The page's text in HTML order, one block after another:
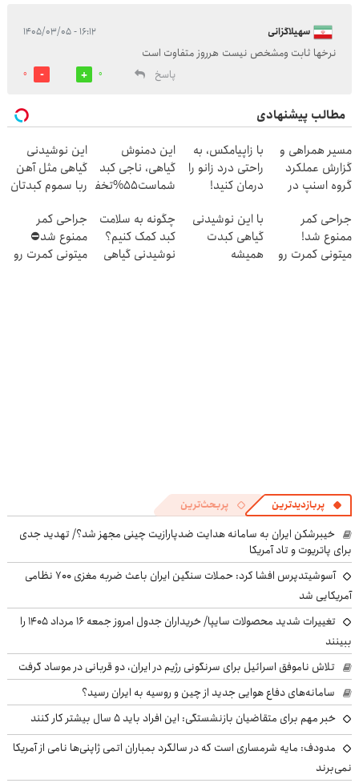
سهیلاگزانی ۱۶:۱۲ - ۱۴۰۵/۰۳/۰۵
نرخها ثابت ومشخص نیست هرروز متفاوت است
پاسخ
0
0
مطالب پیشنهادی
مسیر همراهی و
گزارش عملکرد
گروه اسنپ در
با زاپیامکس، به
راحتی درد زانو را
درمان کنید!
این دمنوش
گیاهی، ناجی کبد
شماست55%تخفیف
این نوشیدنی
گیاهی مثل آهن
ربا سموم کبدتان
جراحی کمر
ممنوع شد!
میتونی کمرت رو
با این نوشیدنی
گیاهی کبدت
همیشه
چگونه به سلامت
کبد کمک کنیم؟
نوشیدنی گیاهی
جراحی کمر
ممنوع شد⛔
میتونی کمرت رو
پربازدیدترین پربحث‌ترین
خیبرشکن ایران به سامانه هدایت ضدپارازیت چینی مجهز شد؟/ تهدید جدی
برای پاتریوت و تاد آمریکا
آسوشیتدپرس افشا کرد: حملات سنگین ایران باعث ضربه مغزی ۷۰۰ نظامی
آمریکایی شد
تغییرات شدید محصولات سایپا/ خریداران جدول امروز جمعه ۱۶ مرداد ۱۴۰۵ را
ببینند
تلاش ناموفق اسرائیل برای سرنگونی رژیم در ایران، دو قربانی در موساد گرفت
سامانه‌های دفاع هوایی جدید از چین و روسیه به ایران رسید؟
خبر مهم برای متقاضیان بازنشستگی: این افراد باید ۵ سال بیشتر کار کنند
مدودف: مایه شرمساری است که در سالگرد بمباران اتمی ژاپنی‌ها نامی از آمریکا
نمی‌برند